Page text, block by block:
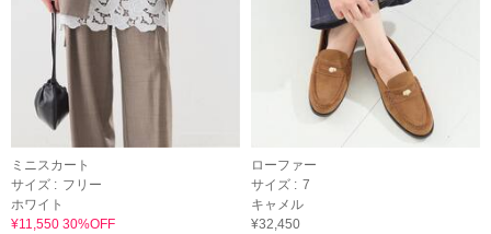
ミニスカート
サイズ : フリー
ホワイト
¥11,550 30%OFF
ローファー
サイズ : 7
キャメル
¥32,450